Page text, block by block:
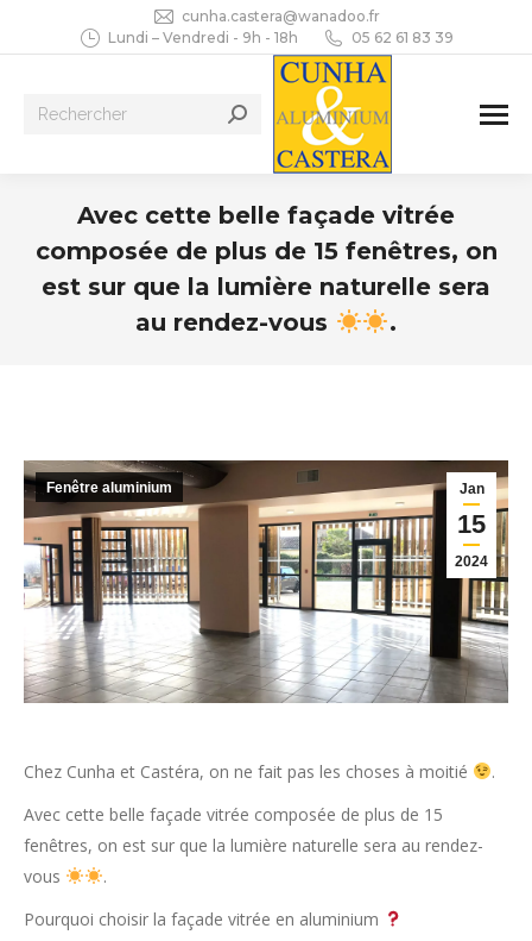
cunha.castera@wanadoo.fr
Lundi – Vendredi - 9h - 18h
05 62 61 83 39
Recherche
Avec cette belle façade vitrée
composée de plus de 15 fenêtres, on
est sur que la lumière naturelle sera
au rendez-vous
.
Jan
15
2024
Fenêtre aluminium
Chez Cunha et Castéra, on ne fait pas les choses à moitié
.
Avec cette belle façade vitrée composée de plus de 15
fenêtres, on est sur que la lumière naturelle sera au rendez-
vous
.
Pourquoi choisir la façade vitrée en aluminium